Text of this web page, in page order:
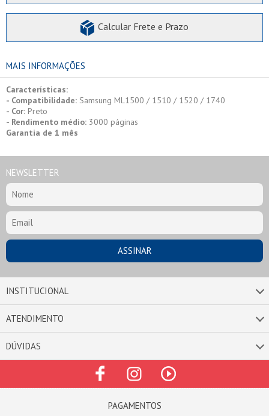
Calcular Frete e Prazo
MAIS INFORMAÇÕES
Características:
- Compatibilidade: Samsung ML1500 / 1510 / 1520 / 1740
- Cor: Preto
- Rendimento médio: 3000 páginas
Garantia de 1 mês
NEWSLETTER
INSTITUCIONAL
ATENDIMENTO
DÚVIDAS